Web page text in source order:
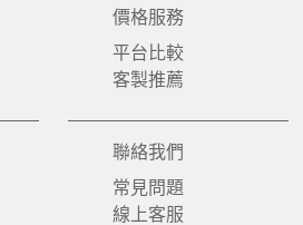
價格服務
平台比較
客製推薦
聯絡我們
常見問題
線上客服